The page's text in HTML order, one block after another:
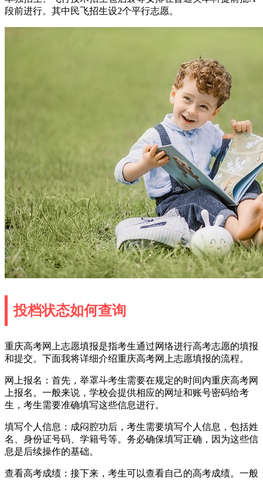
段前进行。其中民飞招生设2个平行志愿。
投档状态如何查询
重庆高考网上志愿填报是指考生通过网络进行高考志愿的填报
和提交。下面我将详细介绍重庆高考网上志愿填报的流程。
网上报名：首先，举罩斗考生需要在规定的时间内重庆高考网
上报名。一般来说，学校会提供相应的网址和账号密码给考
生，考生需要准确填写这些信息进行。
填写个人信息：成闷腔功后，考生需要填写个人信息，包括姓
名、身份证号码、学籍号等。务必确保填写正确，因为这些信
息是后续操作的基础。
查看高考成绩：接下来，考生可以查看自己的高考成绩。一般